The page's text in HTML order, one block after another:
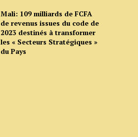
Mali: 109 milliards de FCFA
de revenus issues du code de
2023 destinés à transformer
les « Secteurs Stratégiques »
du Pays